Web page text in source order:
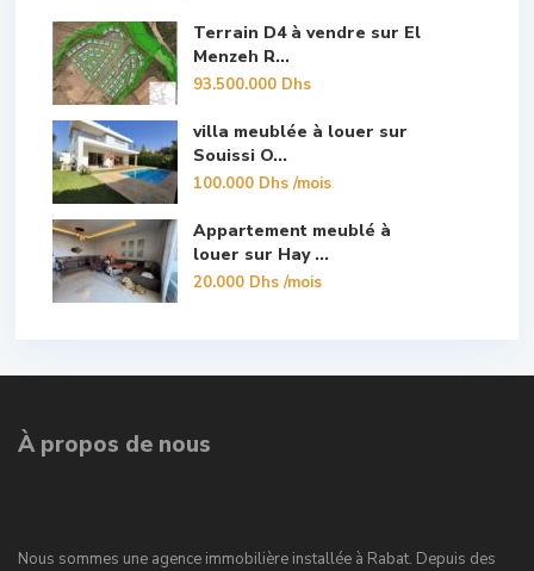
Terrain D4 à vendre sur El
Menzeh R...
93.500.000 Dhs
villa meublée à louer sur
Souissi O...
100.000 Dhs/mois
Appartement meublé à
louer sur Hay ...
20.000 Dhs/mois
À propos de nous
Nous sommes une agence immobilière installée à Rabat. Depuis des